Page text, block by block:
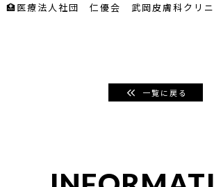
🏥医療法人社団 仁優会 武岡皮膚科クリ
一覧に戻る